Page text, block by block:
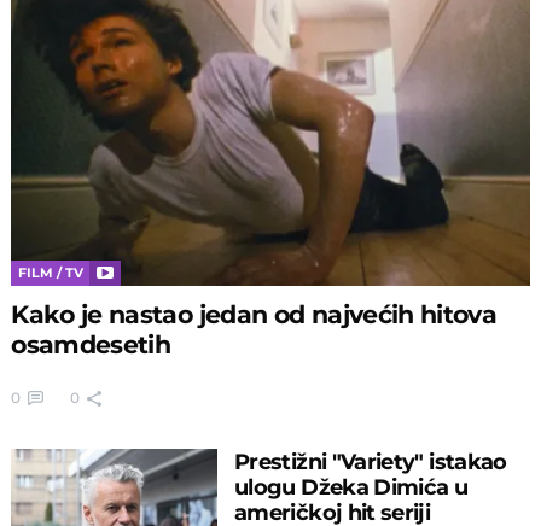
FILM / TV
Kako je nastao jedan od najvećih hitova
osamdesetih
0 0
Prestižni "Variety" istakao
ulogu Džeka Dimića u
američkoj hit seriji